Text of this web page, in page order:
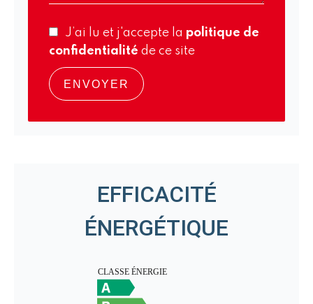
J’ai lu et j'accepte la politique de
confidentialité de ce site
ENVOYER
EFFICACITÉ
ÉNERGÉTIQUE